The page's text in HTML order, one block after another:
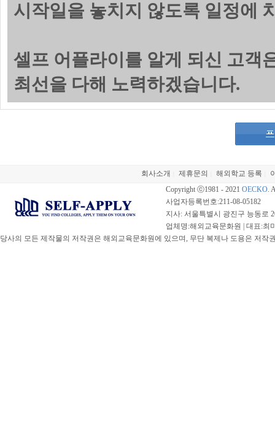
시작일을 놓치지 않도록 일정에
셀프 어플라이를 알게 되신 고객
최선을 다해 노력하겠습니다.
회사소개 제휴문의 해외학교 등록
Copyright ⓒ1981 - 2021 OECKO.
사업자등록번호:211-08-05182
지사: 서울특별시 광진구 능동로
업체명:해외교육문화원 | 대표:최
당사의 모든 제작물의 저작권은 해외교육문화원에 있으며, 무단 복제나 도용은 저